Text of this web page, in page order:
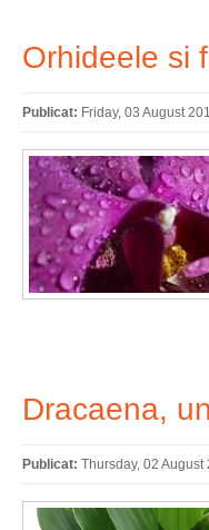
Orhideele si
Publicat: Friday, 03 August
Dracaena,
Publicat: Thursday, 02 August